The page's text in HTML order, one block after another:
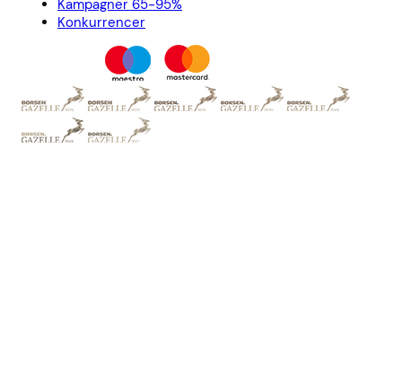
Kampagner 65-95%
Konkurrencer